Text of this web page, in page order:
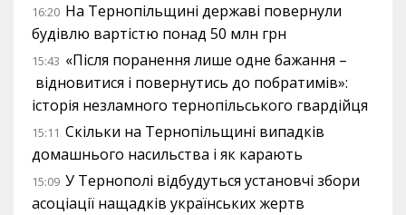
16:20 На Тернопільщині державі повернули
будівлю вартістю понад 50 млн грн
15:43 «Після поранення лише одне бажання –
відновитися і повернутись до побратимів»:
історія незламного тернопільського гвардійця
15:11 Скільки на Тернопільщині випадків
домашнього насильства і як карають
15:09 У Тернополі відбудуться установчі збори
асоціації нащадків українських жертв